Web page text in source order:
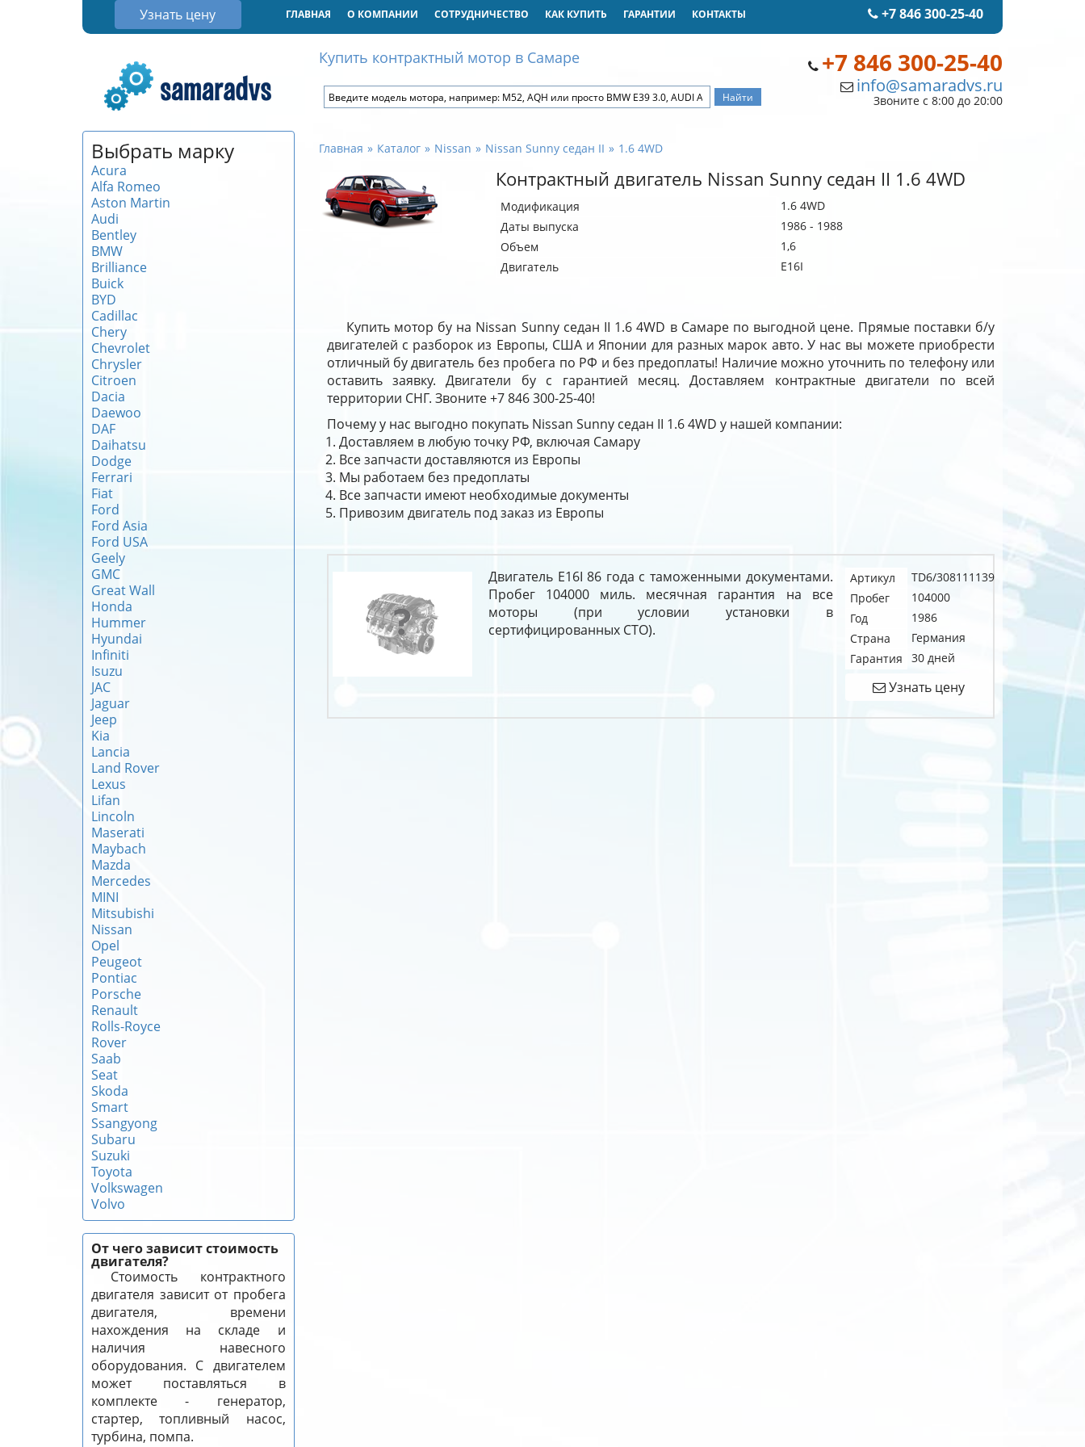
Узнать цену +7 846 300-25-40
ГЛАВНАЯ О КОМПАНИИ СОТРУДНИЧЕСТВО КАК КУПИТЬ ГАРАНТИИ КОНТАКТЫ
+7 846 300-25-40
info@samaradvs.ru
Звоните с 8:00 до 20:00
Купить контрактный мотор в Самаре
Выбрать марку
Acura
Alfa Romeo
Aston Martin
Audi
Bentley
BMW
Brilliance
Buick
BYD
Cadillac
Chery
Chevrolet
Chrysler
Citroen
Dacia
Daewoo
DAF
Daihatsu
Dodge
Ferrari
Fiat
Ford
Ford Asia
Ford USA
Geely
GMC
Great Wall
Honda
Hummer
Hyundai
Infiniti
Isuzu
JAC
Jaguar
Jeep
Kia
Lancia
Land Rover
Lexus
Lifan
Lincoln
Maserati
Maybach
Mazda
Mercedes
MINI
Mitsubishi
Nissan
Opel
Peugeot
Pontiac
Porsche
Renault
Rolls-Royce
Rover
Saab
Seat
Skoda
Smart
Ssangyong
Subaru
Suzuki
Toyota
Volkswagen
Volvo
От чего зависит стоимость
двигателя?
Стоимость контрактного
двигателя зависит от пробега
двигателя, времени
нахождения на складе и
наличия навесного
оборудования. С двигателем
может поставляться в
комплекте - генератор,
стартер, топливный насос,
турбина, помпа.
Главная Каталог Nissan Nissan Sunny седан II 1.6 4WD
Контрактный двигатель Nissan Sunny седан II 1.6 4WD
Модификация
1.6 4WD
Даты выпуска
1986 - 1988
Объем
1,6
Двигатель
E16I
Купить мотор бу на Nissan Sunny седан II 1.6 4WD в Самаре по выгодной цене. Прямые поставки б/у
двигателей с разборок из Европы, США и Японии для разных марок авто. У нас вы можете приобрести
отличный бу двигатель без пробега по РФ и без предоплаты! Наличие можно уточнить по телефону или
оставить заявку. Двигатели бу с гарантией месяц. Доставляем контрактные двигатели по всей
территории СНГ. Звоните +7 846 300-25-40!
Почему у нас выгодно покупать Nissan Sunny седан II 1.6 4WD у нашей компании:
Доставляем в любую точку РФ, включая Самару
Все запчасти доставляются из Европы
Мы работаем без предоплаты
Все запчасти имеют необходимые документы
Привозим двигатель под заказ из Европы
Двигатель E16I 86 года с таможенными документами.
Пробег 104000 миль. месячная гарантия на все
моторы (при условии установки в
сертифицированных СТО).
Артикул
TD6/308111139
Пробег
104000
Год
1986
Страна
Германия
Гарантия
30 дней
Узнать цену